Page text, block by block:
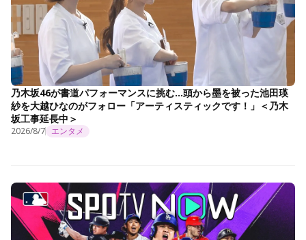
乃木坂46が書道パフォーマンスに挑む…頭から墨を被った池田瑛
紗を大越ひなのがフォロー「アーティスティックです！」＜乃木
坂工事延長中＞
2026/8/7 エンタメ